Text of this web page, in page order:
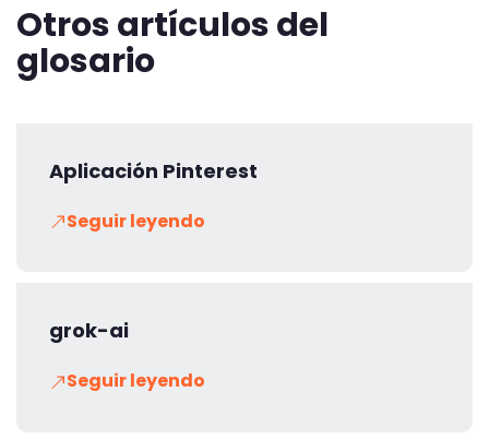
Otros artículos del
glosario
Aplicación Pinterest
Seguir leyendo
grok-ai
Seguir leyendo